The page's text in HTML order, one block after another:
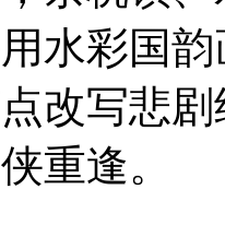
水彩国
改写悲
重逢。